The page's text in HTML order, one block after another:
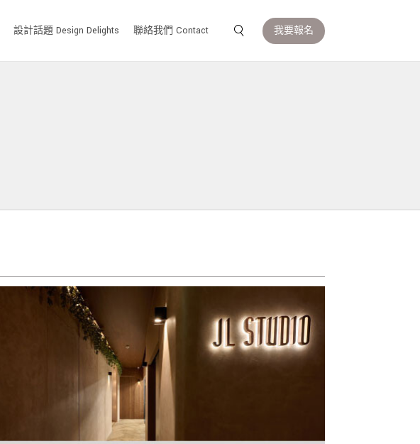
設計話題 Design Delights 聯絡我們 Contact 我要報名